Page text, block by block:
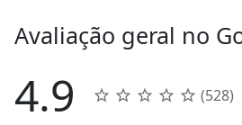
Avaliação geral no
4.9 (528)